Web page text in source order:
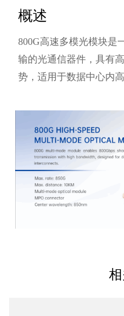
概述
800G高速多模光模块是
输的光通信器件，具有
势，适用于数据中心内